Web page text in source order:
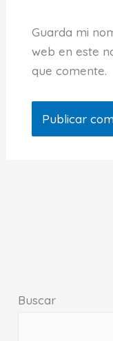
Guarda mi
web en este
que comente.
Buscar